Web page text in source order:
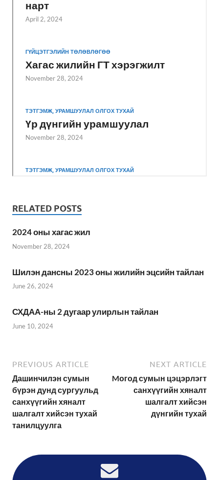
RELATED POSTS
2024 оны хагас жил
November 28, 2024
Шилэн дансны 2023 оны жилийн эцсийн тайлан
June 26, 2024
СХДАА-ны 2 дугаар улирлын тайлан
June 10, 2024
PREVIOUS ARTICLE
Дашинчилэн сумын
бүрэн дунд сургуульд
санхүүгийн хяналт
шалгалт хийсэн тухай
танилцуулга
NEXT ARTICLE
Mогод сумын цэцэрлэгт
санхүүгийн хяналт
шалгалт хийсэн
дүнгийн тухай